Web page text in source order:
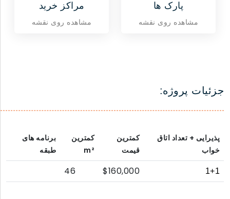
مراکز خرید
مشاهده روی نقشه
پارک ها
مشاهده روی نقشه
جزئیات پروژه:
پذیرایی + تعداد اتاق
خواب
کمترین
قیمت
کمترین
m²
برنامه های
طبقه
1+1
$160,000
46